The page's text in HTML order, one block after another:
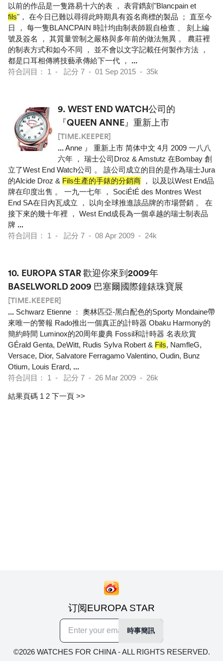
以前的作品是一隻路易十六的表 ， 表背鐫刻"Blancpain et
fils"， 在今日已難以尋得此時期具有簽名商標的製品 ； 直至今
日 ， 每一隻BLANCPAIN 時計均由制表師親自檢查 、 刻上編
號及簽名 ， 其質量管制之嚴格與多年前的做法無異 。 農莊裡
的制表方式和如今不同 ， 並不會以文字記載任何製作方法 ，
都是口耳相傳將技藝承傳給下一代 ， ...
符合詞目： 1 - 記分 7 - 01 Sep 2015 - 35k
9. WEST END WATCH公司的
『QUEEN ANNE』重新上市
[TIME.KEEPER]
...Anne 』 重新上市 简体中文 4月 2009 一八八
六年 ， 瑞士公司Droz & Amstutz 在Bombay 創
立了West End Watch公司 。 該公司成立的目的是作為瑞士Jura
的Alcide Droz & Fils生產的手錶的分銷商 ， 以及以West End品
牌在印度出售 。 一九一七年 ， SociÉtÉ des Montres West
End SA在日內瓦成立 ， 以向全球推進該品牌的市場營銷 。 在
接下來的幾十年裡 ， West End成長為一個卓越的瑞士制表品
牌 ...
符合詞目： 1 - 記分 7 - 08 Apr 2009 - 24k
10. EUROPA STAR 歡迎你來到2009年
BASELWORLD 2009 巴塞爾國際鐘錶珠寶展
[TIME.KEEPER]
... Schwarz Etienne ： 奧林匹亞-黑白配色的Sporty Mondaine帶
來唯一的警報 Rado推出一個真正的計時器 Obaku Harmony的
簡約時間 Luminox的20周年慶典 Fossil和計時器 名表欣賞
GÉrald Genta, DeWitt, Rudis Sylva Robert & Fils, NamfleG,
Versace, Dior, Salvatore Ferragamo Valentino, Oudin, Bunz
Otium, Louis Erard, ...
符合詞目： 1 - 記分 7 - 26 Mar 2009 - 26k
結果頁碼 1 2 下一頁 >>
订阅EUROPA STAR
時事簡訊
©2026 WATCHES FOR CHINA - ALL RIGHTS RESERVED.